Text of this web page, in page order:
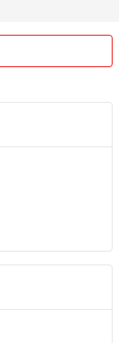
にてお願いします。